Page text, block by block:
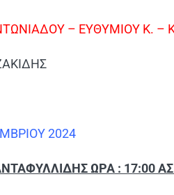
– ΕΥΘΥΜΙΟΥ Κ. –
2024
ΩΡΑ : 17:00